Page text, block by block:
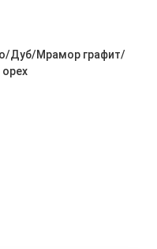
Дуб/Мрамор графит/